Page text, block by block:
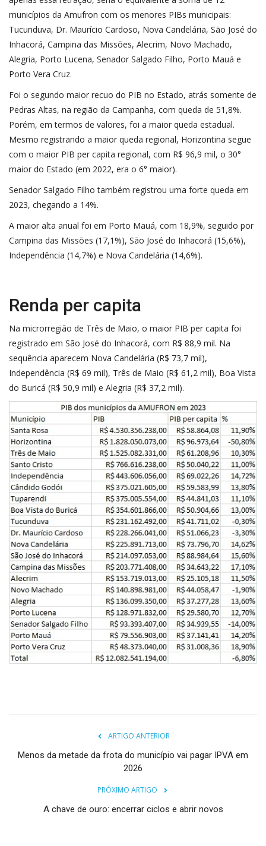
municípios da Amufron com os menores PIBs municipais:
Tucunduva, Dr. Maurício Cardoso, Nova Candelária, São José do
Inhacorá, Campina das Missões, Alecrim, Novo Machado,
Alegria, Porto Lucena, Senador Salgado Filho, Porto Mauá e
Porto Vera Cruz.
Foi o segundo maior recuo do PIB no Estado, atrás somente de
Pedras Altas, na região da Campanha, com queda de 51,8%.
Porém, em termos de valores, foi a maior queda estadual.
Mesmo registrando a maior queda regional, Horizontina segue
com o maior PIB per capita regional, com R$ 96,9 mil, o 30°
maior do Estado (em 2022, era o 6° maior).
Senador Salgado Filho também registrou uma forte queda em
2023, chegando a 14%.
A maior alta anual foi em Porto Mauá, com 18,9%, seguido por
Campina das Missões (17,1%), São José do Inhacorá (15,6%),
Independência (14,7%) e Nova Candelária (14,6%).
Renda per capita
Na microrregião de Três de Maio, o maior PIB per capita foi
registrado em São José do Inhacorá, com R$ 88,9 mil. Na
sequência aparecem Nova Candelária (R$ 73,7 mil),
Independência (R$ 69 mil), Três de Maio (R$ 61,2 mil), Boa Vista
do Buricá (R$ 50,9 mil) e Alegria (R$ 37,2 mil).
ARTIGO ANTERIOR
Menos da metade da frota do município vai pagar IPVA em
2026
PRÓXIMO ARTIGO
A chave de ouro: encerrar ciclos e abrir novos